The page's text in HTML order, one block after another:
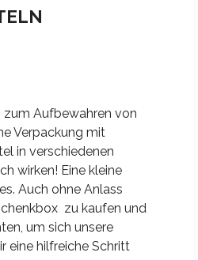
zum Aufbewahren von
Verpackung mit
in verschiedenen
wirken! Eine kleine
Auch ohne Anlass
zu kaufen und
um sich unsere
eine hilfreiche Schritt